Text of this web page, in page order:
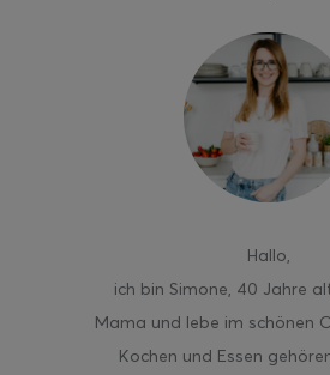
Hallo,
ich bin Simone, 40 Jahre
Mama und lebe im schönen
Kochen und Essen